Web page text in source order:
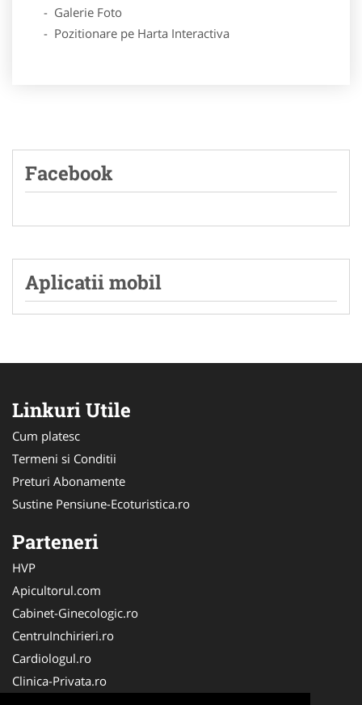
- Galerie Foto
- Pozitionare pe Harta Interactiva
Facebook
Aplicatii mobil
Linkuri Utile
Cum platesc
Termeni si Conditii
Preturi Abonamente
Sustine Pensiune-Ecoturistica.ro
Parteneri
HVP
Apicultorul.com
Cabinet-Ginecologic.ro
CentruInchirieri.ro
Cardiologul.ro
Clinica-Privata.ro